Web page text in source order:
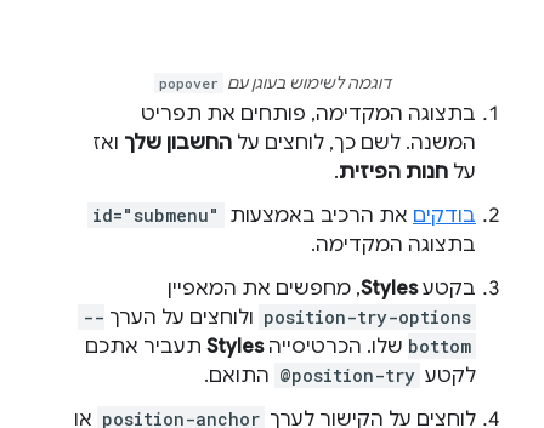
דוגמה לשימוש בעוגן עם popover
בתצוגה המקדימה, פותחים את תפריט
המשנה. לשם כך, לוחצים על החשבון שלך ואז
על חנות הפיזית.
בודקים את הרכיב באמצעות id="submenu"
בתצוגה המקדימה.
בקטעStyles, מחפשים את המאפיין
position-try-options ולוחצים על הערך --
bottom שלו. הכרטיסייהStyles תעביר אתכם
לקטע @position-try התואם.
לוחצים על הקישור לערך position-anchor או